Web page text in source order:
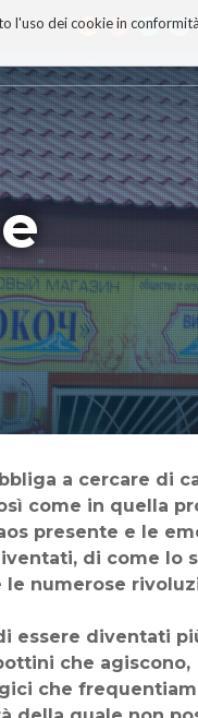
l'uso dei cookie in
come in quella
presente e le
di come lo
numerose
essere diventati
che agiscono,
che